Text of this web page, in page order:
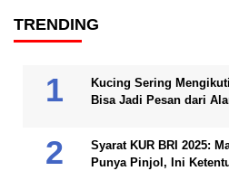
TRENDING
Kucing Sering
Bisa Jadi Pesan dari
Syarat KUR BRI 2025:
Punya Pinjol, Ini